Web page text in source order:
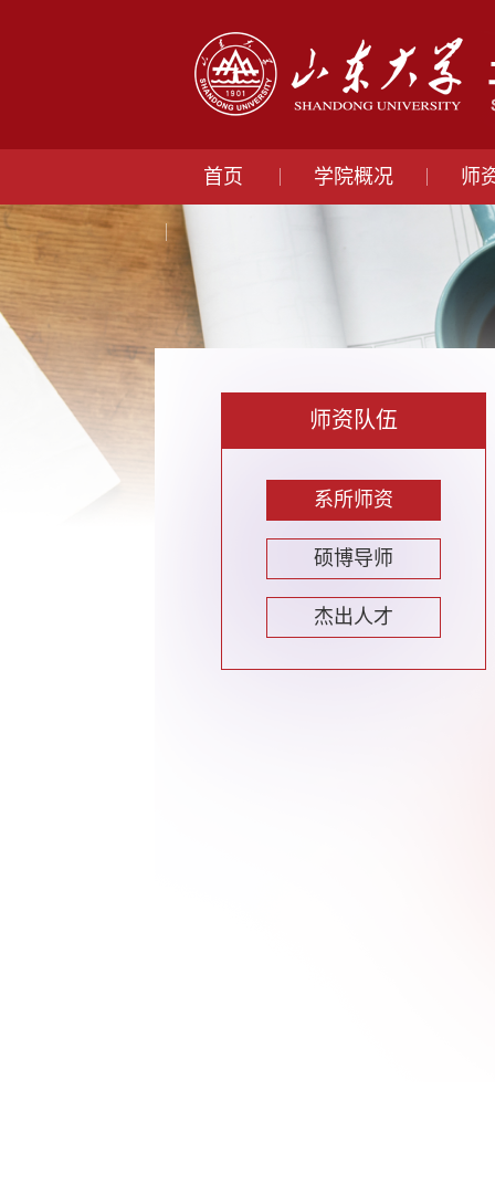
首页 学院概况 师
师资队伍
系所师资
硕博导师
杰出人才